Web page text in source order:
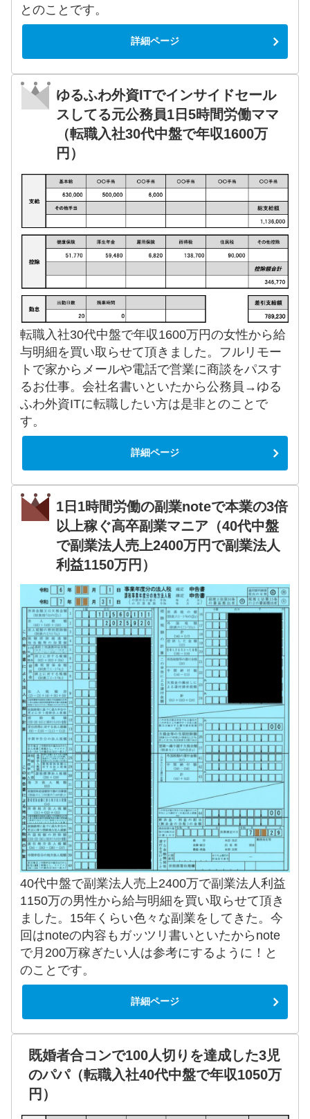
とのことです。
詳細ページ
ゆるふわ外資ITでインサイドセール
スしてる元公務員1日5時間労働ママ
（転職入社30代中盤で年収1600万
円）
転職入社30代中盤で年収1600万円の女性から給
与明細を買い取らせて頂きました。フルリモー
トで家からメールや電話で営業に商談をパスす
るお仕事。会社名書いといたから公務員→ゆる
ふわ外資ITに転職したい方は是非とのことで
す。
詳細ページ
1日1時間労働の副業noteで本業の3倍
以上稼ぐ高卒副業マニア（40代中盤
で副業法人売上2400万円で副業法人
利益1150万円）
40代中盤で副業法人売上2400万で副業法人利益
1150万の男性から給与明細を買い取らせて頂き
ました。15年くらい色々な副業をしてきた。今
回はnoteの内容もガッツリ書いといたからnote
で月200万稼ぎたい人は参考にするように！と
のことです。
詳細ページ
既婚者合コンで100人切りを達成した3児
のパパ（転職入社40代中盤で年収1050万
円）